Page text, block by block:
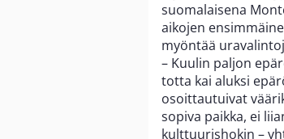
suomalaisena
aikojen
myöntää
– Kuulin paljon
totta kai aluksi
osoittautuivat
sopiva paikka, ei
kulttuurishokin –